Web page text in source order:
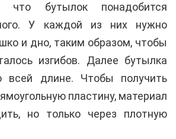
что бутылок понадобится
У каждой из них нужно
и дно, таким образом, чтобы
изгибов. Далее бутылка
всей длине. Чтобы получить
пластину, материал
но только через плотную